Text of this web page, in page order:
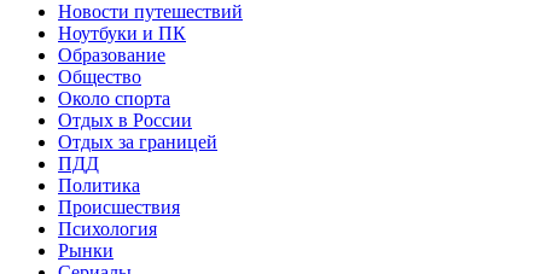
Новости путешествий
Ноутбуки и ПК
Образование
Общество
Около спорта
Отдых в России
Отдых за границей
ПДД
Политика
Происшествия
Психология
Рынки